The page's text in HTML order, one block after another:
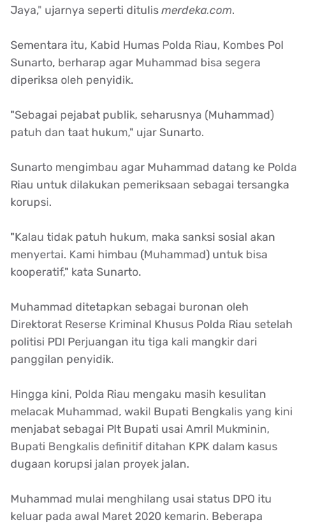
Jaya," ujarnya seperti ditulis merdeka.com.
Sementara itu, Kabid Humas Polda Riau, Kombes Pol
Sunarto, berharap agar Muhammad bisa segera
diperiksa oleh penyidik.
"Sebagai pejabat publik, seharusnya (Muhammad)
patuh dan taat hukum," ujar Sunarto.
Sunarto mengimbau agar Muhammad datang ke Polda
Riau untuk dilakukan pemeriksaan sebagai tersangka
korupsi.
"Kalau tidak patuh hukum, maka sanksi sosial akan
menyertai. Kami himbau (Muhammad) untuk bisa
kooperatif," kata Sunarto.
Muhammad ditetapkan sebagai buronan oleh
Direktorat Reserse Kriminal Khusus Polda Riau setelah
politisi PDI Perjuangan itu tiga kali mangkir dari
panggilan penyidik.
Hingga kini, Polda Riau mengaku masih kesulitan
melacak Muhammad, wakil Bupati Bengkalis yang kini
menjabat sebagai Plt Bupati usai Amril Mukminin,
Bupati Bengkalis definitif ditahan KPK dalam kasus
dugaan korupsi jalan proyek jalan.
Muhammad mulai menghilang usai status DPO itu
keluar pada awal Maret 2020 kemarin. Beberapa